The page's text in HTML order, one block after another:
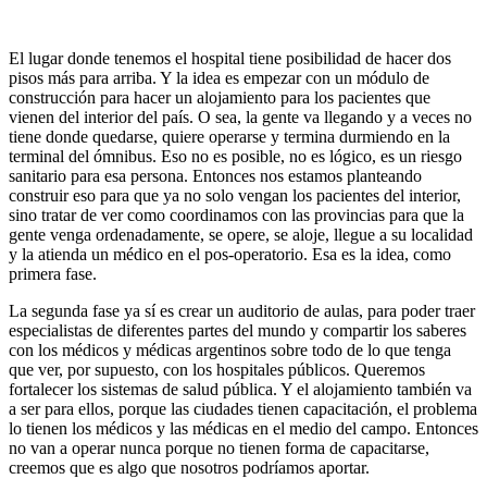
El lugar donde tenemos el hospital tiene posibilidad de hacer dos
pisos más para arriba. Y la idea es empezar con un módulo de
construcción para hacer un alojamiento para los pacientes que
vienen del interior del país. O sea, la gente va llegando y a veces no
tiene donde quedarse, quiere operarse y termina durmiendo en la
terminal del ómnibus. Eso no es posible, no es lógico, es un riesgo
sanitario para esa persona. Entonces nos estamos planteando
construir eso para que ya no solo vengan los pacientes del interior,
sino tratar de ver como coordinamos con las provincias para que la
gente venga ordenadamente, se opere, se aloje, llegue a su localidad
y la atienda un médico en el pos-operatorio. Esa es la idea, como
primera fase.
La segunda fase ya sí es crear un auditorio de aulas, para poder traer
especialistas de diferentes partes del mundo y compartir los saberes
con los médicos y médicas argentinos sobre todo de lo que tenga
que ver, por supuesto, con los hospitales públicos. Queremos
fortalecer los sistemas de salud pública. Y el alojamiento también va
a ser para ellos, porque las ciudades tienen capacitación, el problema
lo tienen los médicos y las médicas en el medio del campo. Entonces
no van a operar nunca porque no tienen forma de capacitarse,
creemos que es algo que nosotros podríamos aportar.